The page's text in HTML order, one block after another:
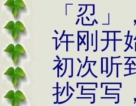
「忍
许刚开
初次听
抄写写